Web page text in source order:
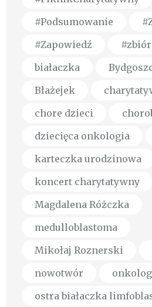
#Podsumowanie
#Zapowiedź
białaczka
Błażejek
chore dzieci
dziecięca onkologia
karteczka urodzinowa
koncert charytatywny
Magdalena Różczka
medulloblastoma
Mikołaj Roznerski
nowotwór
ostra białaczka